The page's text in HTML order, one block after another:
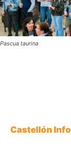
Pascua taurina
Castellón